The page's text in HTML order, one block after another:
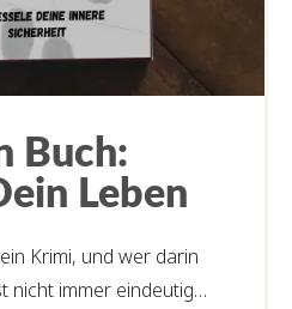
Buch:
Leben
Krimi, und wer darin
nicht immer eindeutig…